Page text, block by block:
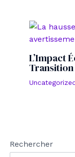
L’Impact
Rechercher